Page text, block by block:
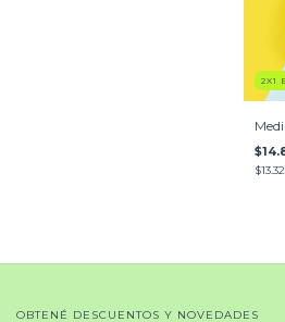
2X1
OBTENÉ DESCUENTOS Y NOVEDADES